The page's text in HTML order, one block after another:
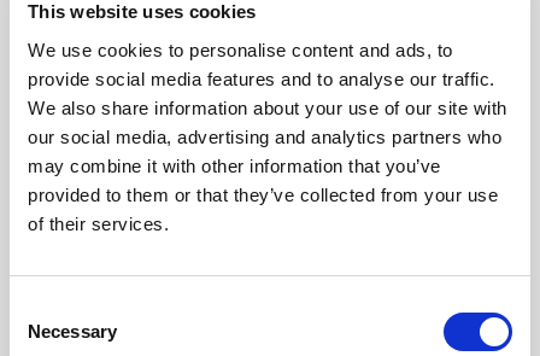
This website uses cookies
We use cookies to personalise content and ads, to
provide social media features and to analyse our traffic.
We also share information about your use of our site with
our social media, advertising and analytics partners who
may combine it with other information that you’ve
provided to them or that they’ve collected from your use
of their services.
Selection
Necessary
companie
Număr
de
Număr de telefon
Email*
Email